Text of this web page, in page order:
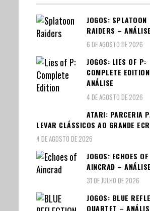
JOGOS: SPLATOON
RAIDERS – ANÁLISE
6 DE AGOSTO DE 2026
JOGOS: LIES OF P:
COMPLETE
ANÁLISE
4 DE AGOSTO DE 2026
ATARI: PARCERIA
LEVAR CLÁSSICOS AO GRANDE
4 DE AGOSTO DE 2026
JOGOS: ECHOES OF
AINCRAD – ANÁLISE
31 DE JULHO DE 2026
JOGOS: BLUE
QUARTET –